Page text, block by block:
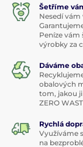
Šetříme
Nesedí vám
Peníze vám
výrobky za
Dáváme
obalových
tom, jakou
ZERO
Rychlá
Využíváme
na